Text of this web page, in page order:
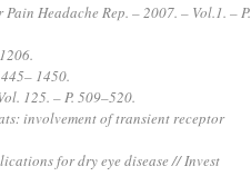
Headache Rep. – 2007. – Vol.1. – P.
1450.
125. – P. 509–520.
involvement of transient receptor
for dry eye disease // Invest